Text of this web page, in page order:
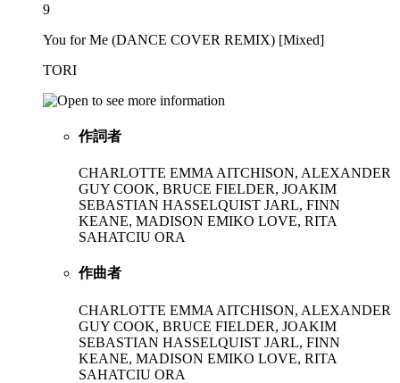
9
You for Me (DANCE COVER REMIX) [Mixed]
TORI
作詞者
CHARLOTTE EMMA AITCHISON, ALEXANDER
GUY COOK, BRUCE FIELDER, JOAKIM
SEBASTIAN HASSELQUIST JARL, FINN
KEANE, MADISON EMIKO LOVE, RITA
SAHATCIU ORA
作曲者
CHARLOTTE EMMA AITCHISON, ALEXANDER
GUY COOK, BRUCE FIELDER, JOAKIM
SEBASTIAN HASSELQUIST JARL, FINN
KEANE, MADISON EMIKO LOVE, RITA
SAHATCIU ORA